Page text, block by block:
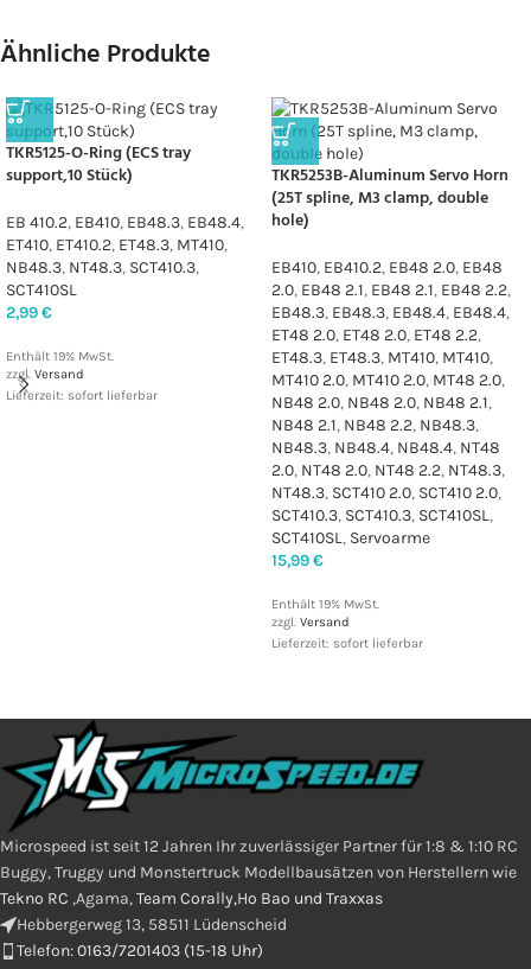
Ähnliche Produkte
TKR5125-O-Ring (ECS tray
support,10 Stück)
EB 410.2, EB410, EB48.3, EB48.4,
ET410, ET410.2, ET48.3, MT410,
NB48.3, NT48.3, SCT410.3,
SCT410SL
2,99€
Enthält 19% MwSt.
zzgl. Versand
Lieferzeit: sofort lieferbar
TKR5253B-Aluminum Servo Horn
(25T spline, M3 clamp, double
hole)
EB410, EB410.2, EB48 2.0, EB48
2.0, EB48 2.1, EB48 2.1, EB48 2.2,
EB48.3, EB48.3, EB48.4, EB48.4,
ET48 2.0, ET48 2.0, ET48 2.2,
ET48.3, ET48.3, MT410, MT410,
MT410 2.0, MT410 2.0, MT48 2.0,
NB48 2.0, NB48 2.0, NB48 2.1,
NB48 2.1, NB48 2.2, NB48.3,
NB48.3, NB48.4, NB48.4, NT48
2.0, NT48 2.0, NT48 2.2, NT48.3,
NT48.3, SCT410 2.0, SCT410 2.0,
SCT410.3, SCT410.3, SCT410SL,
SCT410SL, Servoarme
15,99€
Enthält 19% MwSt.
zzgl. Versand
Lieferzeit: sofort lieferbar
Microspeed ist seit 12 Jahren Ihr zuverlässiger Partner für 1:8 & 1:10 RC
Buggy, Truggy und Monstertruck Modellbausätzen von Herstellern wie
Tekno RC ,Agama,Team Corally,Ho Bao und Traxxas
Hebbergerweg 13, 58511 Lüdenscheid
Telefon: 0163/7201403 (15-18 Uhr)